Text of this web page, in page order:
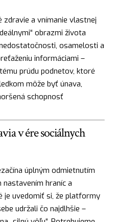
zdravie a vnímanie vlastnej
obrazmi života
osamelosti a
informáciami –
prúdu podnetov, ktoré
môže byť únava,
schopnosť
v ére sociálnych
úplným odmietnutím
hraníc a
je uvedomiť si, že platformy
udržali čo najdlhšie –